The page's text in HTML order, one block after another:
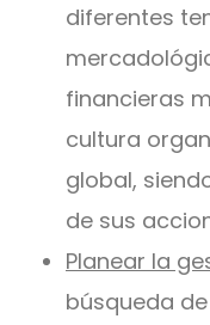
diferentes
financieras
cultura
global,
de sus
Planear la
búsqueda